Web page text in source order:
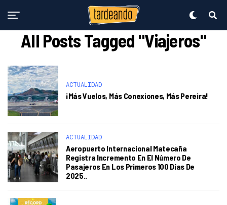
All Posts Tagged "Viajeros"
ACTUALIDAD
¡Más Vuelos, Más Conexiones, Más Pereira!
ACTUALIDAD
Aeropuerto Internacional Matecaña
Registra Incremento En El Número De
Pasajeros En Los Primeros 100 Días De
2025..